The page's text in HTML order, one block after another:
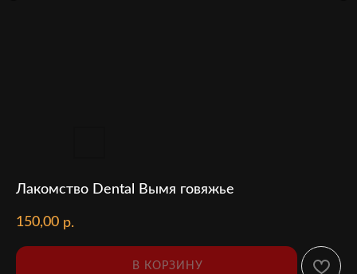
Лакомство Dental Вымя говяжье
150,00 р.
В КОРЗИНУ